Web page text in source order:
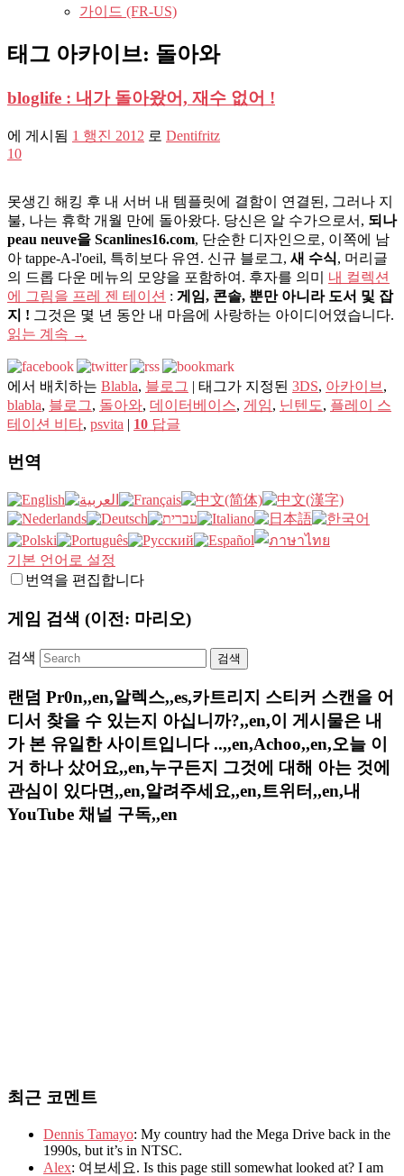
가이드 (FR-US)
태그 아카이브: 돌아와
bloglife : 내가 돌아왔어, 재수 없어 !
에 게시됨 1 행진 2012 로 Dentifritz
10
못생긴 해킹 후 내 서버 내 템플릿에 결함이 연결된, 그러나 지
불, 나는 휴학 개월 만에 돌아왔다. 당신은 알 수가으로서, 되나
peau neuve을 Scanlines16.com, 단순한 디자인으로, 이쪽에 남
아 tappe-A-l'oeil, 특히보다 유연. 신규 블로그, 새 수식, 머리글
의 드롭 다운 메뉴의 모양을 포함하여. 후자를 의미 내 컬렉션
에 그림을 프레 젠 테이션 : 게임, 콘솔, 뿐만 아니라 도서 및 잡
지 ! 그것은 몇 년 동안 내 마음에 사랑하는 아이디어였습니다.
읽는 계속 →
에서 배치하는 Blabla, 블로그 | 태그가 지정된 3DS, 아카이브 ,
blabla, 블로그, 돌아와, 데이터베이스, 게임, 닌텐도, 플레이 스
테이션 비타, psvita | 10 답글
번역
기본 언어로 설정
번역을 편집합니다
게임 검색 (이전: 마리오)
검색
랜덤 Pr0n,,en,알렉스,,es,카트리지 스티커 스캔을 어
디서 찾을 수 있는지 아십니까?,,en,이 게시물은 내
가 본 유일한 사이트입니다 ..,,en,Achoo,,en,오늘 이
거 하나 샀어요,,en,누구든지 그것에 대해 아는 것에
관심이 있다면,,en,알려주세요,,en,트위터,,en,내
YouTube 채널 구독,,en
최근 코멘트
Dennis Tamayo: My country had the Mega Drive back in the
1990s, but it’s in NTSC.
Alex: 여보세요. Is this page still somewhat looked at? I am